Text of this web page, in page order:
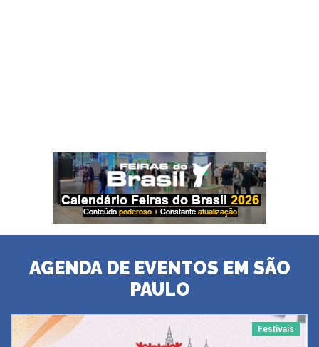
AGENDA DE EVENTOS EM SÃO
PAULO
Festivais